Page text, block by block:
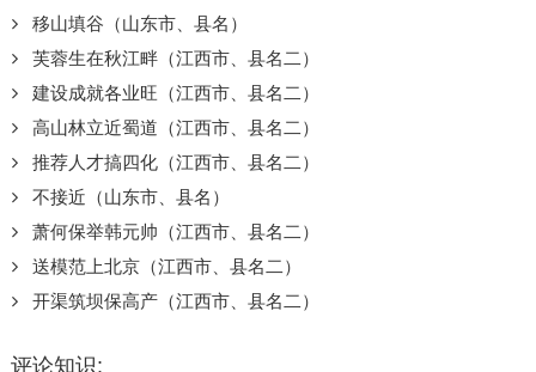
移山填谷（山东市、县名）
芙蓉生在秋江畔（江西市、县名二）
建设成就各业旺（江西市、县名二）
高山林立近蜀道（江西市、县名二）
推荐人才搞四化（江西市、县名二）
不接近（山东市、县名）
萧何保举韩元帅（江西市、县名二）
送模范上北京（江西市、县名二）
开渠筑坝保高产（江西市、县名二）
评论知识: